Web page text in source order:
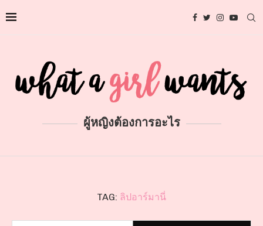
ผู้หญิงต้องการอะไร
TAG: ลิปอาร์มานี่